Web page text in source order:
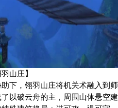
羽山庄】
，翎羽山庄将机关术融入到师
以破云舟的主，周围山体悬空建